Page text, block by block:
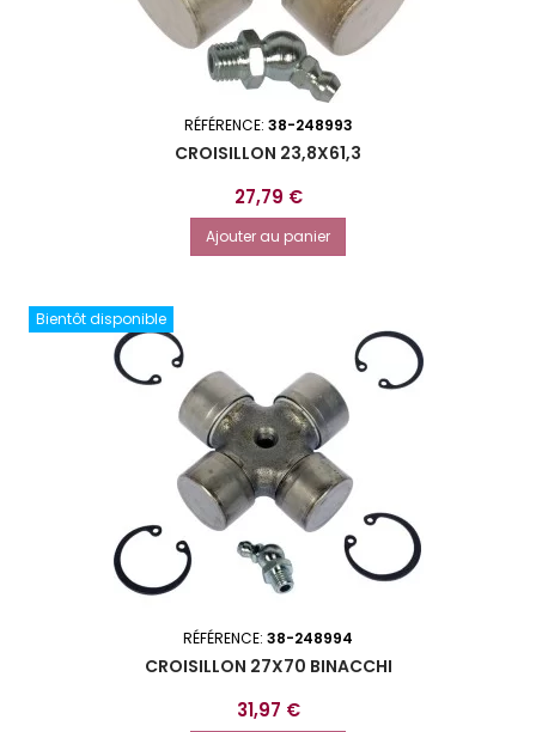
RÉFÉRENCE: 38-248993
CROISILLON 23,8X61,3
Prix
27,79 €
Ajouter au panier
Bientôt disponible
RÉFÉRENCE: 38-248994
CROISILLON 27X70 BINACCHI
Prix
31,97 €